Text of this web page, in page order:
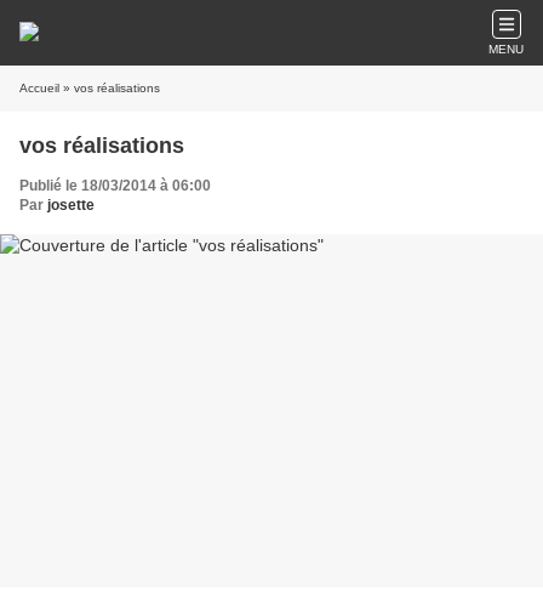
MENU
Accueil » vos réalisations
vos réalisations
Publié le 18/03/2014 à 06:00
Par josette